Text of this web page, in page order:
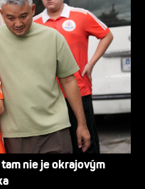
nie je okrajovým